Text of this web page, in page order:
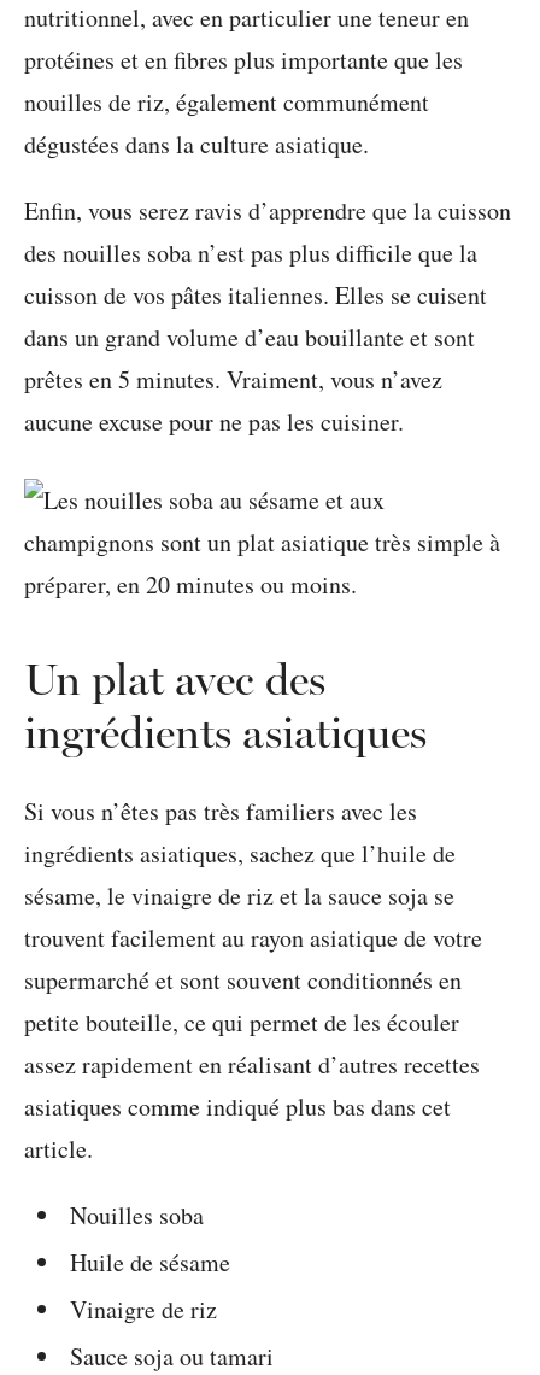
nutritionnel, avec en particulier une teneur en
protéines et en fibres plus importante que les
nouilles de riz, également communément
dégustées dans la culture asiatique.
Enfin, vous serez ravis d’apprendre que la cuisson
des nouilles soba n’est pas plus difficile que la
cuisson de vos pâtes italiennes. Elles se cuisent
dans un grand volume d’eau bouillante et sont
prêtes en 5 minutes. Vraiment, vous n’avez
aucune excuse pour ne pas les cuisiner.
Un plat avec des
ingrédients asiatiques
Si vous n’êtes pas très familiers avec les
ingrédients asiatiques, sachez que l’huile de
sésame, le vinaigre de riz et la sauce soja se
trouvent facilement au rayon asiatique de votre
supermarché et sont souvent conditionnés en
petite bouteille, ce qui permet de les écouler
assez rapidement en réalisant d’autres recettes
asiatiques comme indiqué plus bas dans cet
article.
Nouilles soba
Huile de sésame
Vinaigre de riz
Sauce soja ou tamari